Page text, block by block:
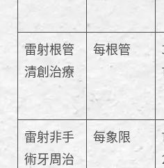
雷射根管
清創治療
每根管
雷射非手
術牙周治
每象限